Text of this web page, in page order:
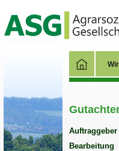
Auftraggeber
Bearbeitung